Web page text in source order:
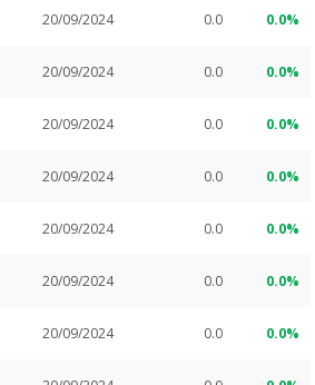
20/09/2024 0.0 0.0%
20/09/2024 0.0 0.0%
20/09/2024 0.0 0.0%
20/09/2024 0.0 0.0%
20/09/2024 0.0 0.0%
20/09/2024 0.0 0.0%
20/09/2024 0.0 0.0%